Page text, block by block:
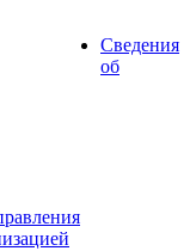
Сведения
об